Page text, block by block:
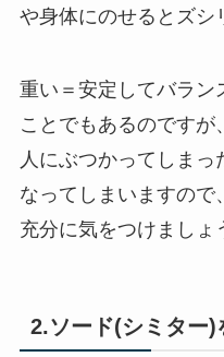
や身体にのせるとズシ
重い＝安定してバラン
ことでもあるのです
人にぶつかってしまっ
なってしまいますので
充分に気をつけましょ
2.ソード(シミター)